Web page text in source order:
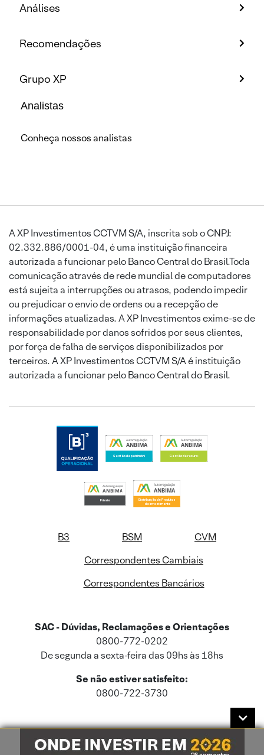
Análises
Recomendações
Grupo XP
Analistas
Conheça nossos analistas
A XP Investimentos CCTVM S/A, inscrita sob o CNPJ:
02.332.886/0001-04, é uma instituição financeira
autorizada a funcionar pelo Banco Central do Brasil.Toda
comunicação através de rede mundial de computadores
está sujeita a interrupções ou atrasos, podendo impedir
ou prejudicar o envio de ordens ou a recepção de
informações atualizadas. A XP Investimentos exime-se de
responsabilidade por danos sofridos por seus clientes,
por força de falha de serviços disponibilizados por
terceiros. A XP Investimentos CCTVM S/A é instituição
autorizada a funcionar pelo Banco Central do Brasil.
B3 BSM
CVM
Correspondentes Cambiais
Correspondentes Bancários
SAC - Dúvidas, Reclamações e Orientações
0800-772-0202
De segunda a sexta-feira das 09hs às 18hs
Se não estiver satisfeito:
0800-722-3730
Este site usa cookies e dados pessoais de acordo com a nossaPolítica de
Cookies
e a nossaPolítica de Privacidade.